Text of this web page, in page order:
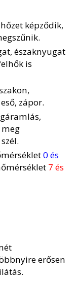
képződik,
északnyugat
is
zápor.
0 és
7 és
erősen